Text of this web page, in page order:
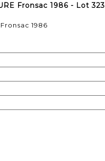
Fronsac 1986 - Lot 323
1986